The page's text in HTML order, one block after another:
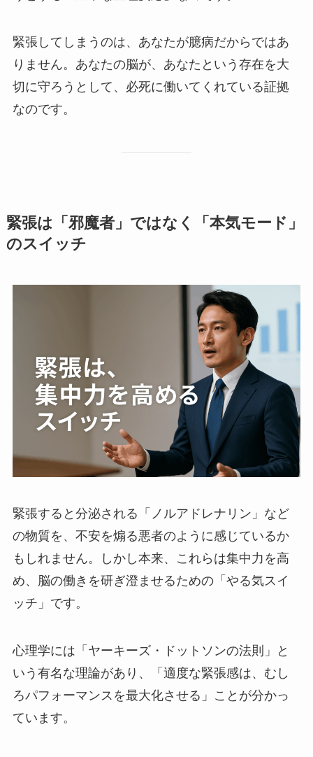
緊張してしまうのは、あなたが臆病だからではあ
りません。あなたの脳が、あなたという存在を大
切に守ろうとして、必死に働いてくれている証拠
なのです。
緊張は「邪魔者」ではなく「本気モード」
のスイッチ
緊張すると分泌される「ノルアドレナリン」など
の物質を、不安を煽る悪者のように感じているか
もしれません。しかし本来、これらは集中力を高
め、脳の働きを研ぎ澄ませるための「やる気スイ
ッチ」です。
心理学には「ヤーキーズ・ドットソンの法則」と
いう有名な理論があり、「適度な緊張感は、むし
ろパフォーマンスを最大化させる」ことが分かっ
ています。